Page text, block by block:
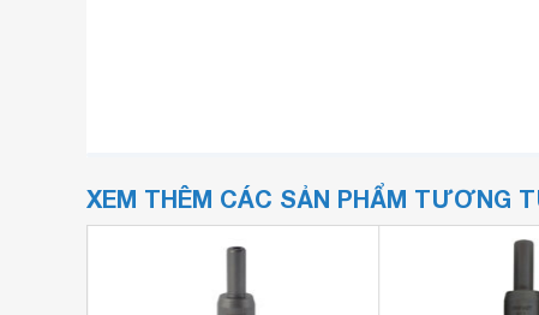
XEM THÊM CÁC SẢN PHẨM TƯƠNG